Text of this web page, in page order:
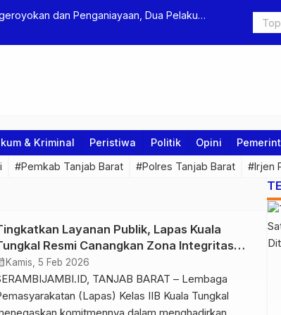
dan Penganiayaan, Dua Pelaku
Terkait
Ditjen
& Kriminal Peristiwa Politik Opini
#Pemkab Tanjab Barat #Polres Tanjab Barat #Irjen
Layanan Publik, Lapas Kuala
Resmi Canangkan Zona Integritas
WBBM
Kamis, 5 Feb 2026
TANJAB BARAT – Lembaga
(Lapas) Kelas IIB Kuala Tungkal